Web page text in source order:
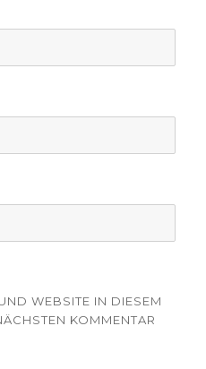
WEBSITE IN DIESEM
KOMMENTAR